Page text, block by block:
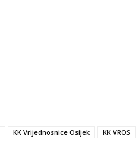
KK Vrijednosnice Osijek KK VROS